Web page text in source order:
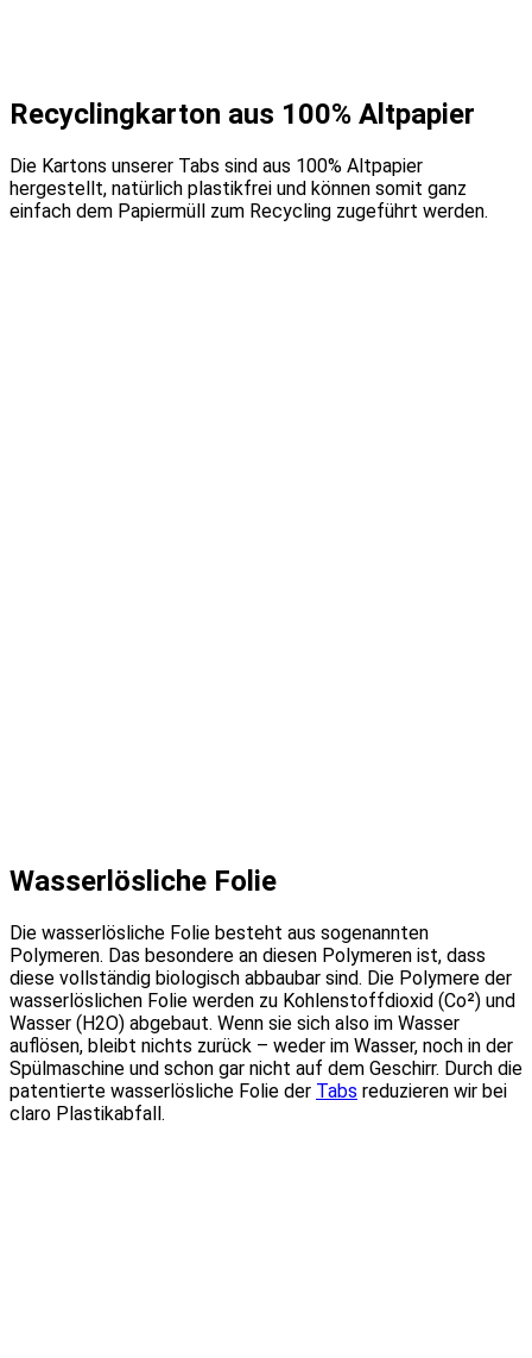
Recyclingkarton aus 100% Altpapier
Die Kartons unserer Tabs sind aus 100% Altpapier
hergestellt, natürlich plastikfrei und können somit ganz
einfach dem Papiermüll zum Recycling zugeführt werden.
Wasserlösliche Folie
Die wasserlösliche Folie besteht aus sogenannten
Polymeren. Das besondere an diesen Polymeren ist, dass
diese vollständig biologisch abbaubar sind. Die Polymere der
wasserlöslichen Folie werden zu Kohlenstoffdioxid (Co²) und
Wasser (H2O) abgebaut. Wenn sie sich also im Wasser
auflösen, bleibt nichts zurück – weder im Wasser, noch in der
Spülmaschine und schon gar nicht auf dem Geschirr. Durch die
patentierte wasserlösliche Folie der Tabs reduzieren wir bei
claro Plastikabfall.